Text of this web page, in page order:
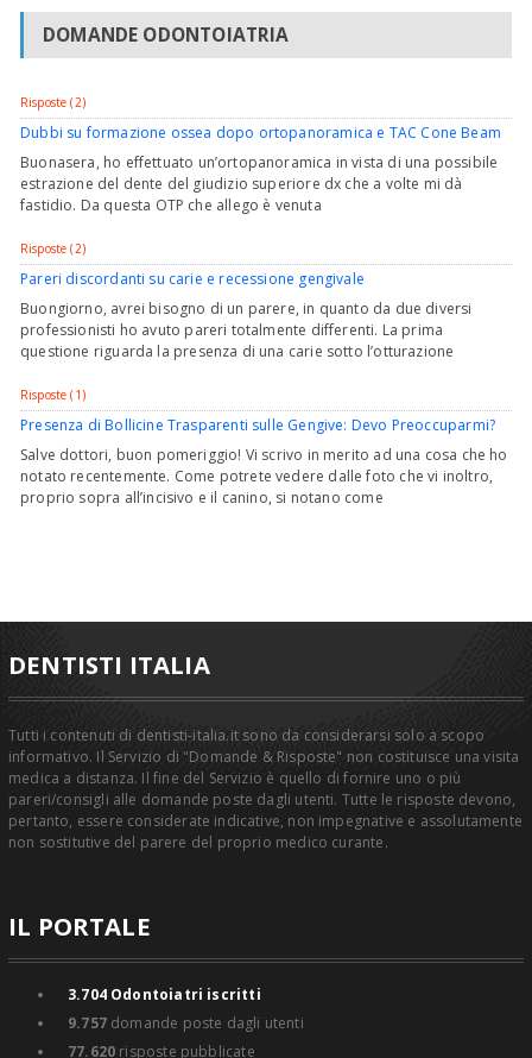
DOMANDE ODONTOIATRIA
Risposte (2)
Dubbi su formazione ossea dopo ortopanoramica e TAC Cone Beam
Buonasera, ho effettuato un’ortopanoramica in vista di una possibile
estrazione del dente del giudizio superiore dx che a volte mi dà
fastidio. Da questa OTP che allego è venuta
Risposte (2)
Pareri discordanti su carie e recessione gengivale
Buongiorno, avrei bisogno di un parere, in quanto da due diversi
professionisti ho avuto pareri totalmente differenti. La prima
questione riguarda la presenza di una carie sotto l’otturazione
Risposte (1)
Presenza di Bollicine Trasparenti sulle Gengive: Devo Preoccuparmi?
Salve dottori, buon pomeriggio! Vi scrivo in merito ad una cosa che ho
notato recentemente. Come potrete vedere dalle foto che vi inoltro,
proprio sopra all’incisivo e il canino, si notano come
DENTISTI ITALIA
Tutti i contenuti di dentisti-italia.it sono da considerarsi solo a scopo
informativo. Il Servizio di "Domande & Risposte" non costituisce una visita
medica a distanza. Il fine del Servizio è quello di fornire uno o più
pareri/consigli alle domande poste dagli utenti. Tutte le risposte devono,
pertanto, essere considerate indicative, non impegnative e assolutamente
non sostitutive del parere del proprio medico curante.
IL PORTALE
3.704Odontoiatri iscritti
9.757domande poste dagli utenti
77.620 risposte pubblicate